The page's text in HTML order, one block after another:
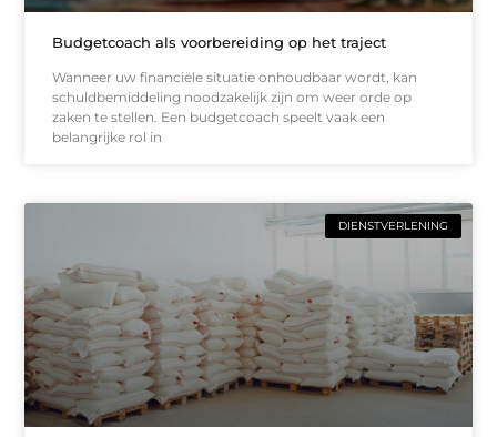
Budgetcoach als voorbereiding op het traject
Wanneer uw financiële situatie onhoudbaar wordt, kan
schuldbemiddeling noodzakelijk zijn om weer orde op
zaken te stellen. Een budgetcoach speelt vaak een
belangrijke rol in
DIENSTVERLENING